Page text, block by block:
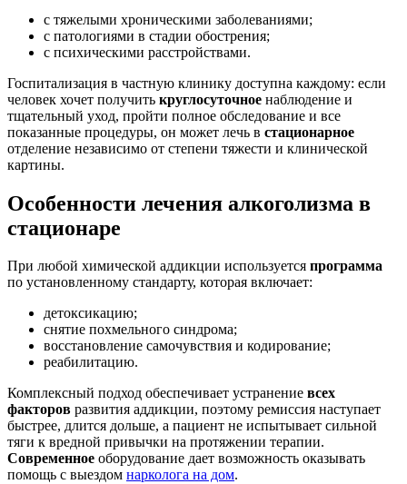
с тяжелыми хроническими заболеваниями;
с патологиями в стадии обострения;
с психическими расстройствами.
Госпитализация в частную клинику доступна каждому: если
человек хочет получить круглосуточное наблюдение и
тщательный уход, пройти полное обследование и все
показанные процедуры, он может лечь в стационарное
отделение независимо от степени тяжести и клинической
картины.
Особенности лечения алкоголизма в
стационаре
При любой химической аддикции используется программа
по установленному стандарту, которая включает:
детоксикацию;
снятие похмельного синдрома;
восстановление самочувствия и кодирование;
реабилитацию.
Комплексный подход обеспечивает устранение всех
факторов развития аддикции, поэтому ремиссия наступает
быстрее, длится дольше, а пациент не испытывает сильной
тяги к вредной привычки на протяжении терапии.
Современное оборудование дает возможность оказывать
помощь с выездом нарколога на дом.